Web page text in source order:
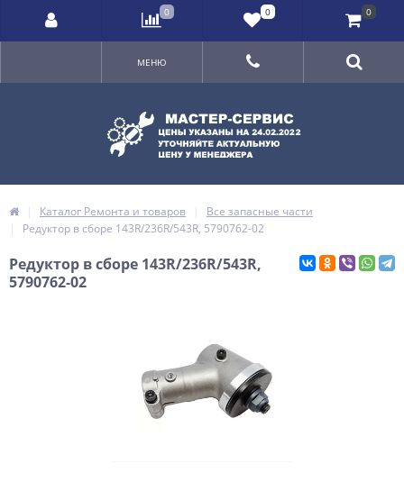
МЕНЮ
Каталог Ремонта и товаров
Все запасные части
Редуктор в сборе 143R/236R/543R, 5790762-02
Редуктор в сборе 143R/236R/543R,
5790762-02
0 0 0